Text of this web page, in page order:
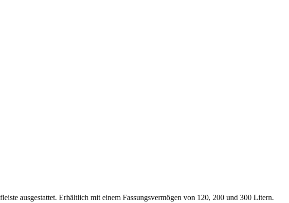
ausgestattet. Erhältlich mit einem Fassungsvermögen von 120, 200 und 300 Litern.